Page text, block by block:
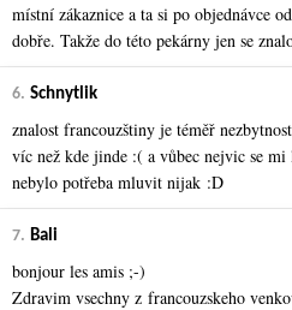
místní zákaznice a ta si po objednávce
dobře. Takže do této pekárny jen se
6. Schnytlik
znalost francouzštiny je téměř
víc než kde jinde :( a vůbec nejvic se
nebylo potřeba mluvit nijak :D
7. Bali
bonjour les amis ;-)
Zdravim vsechny z francouzskeho